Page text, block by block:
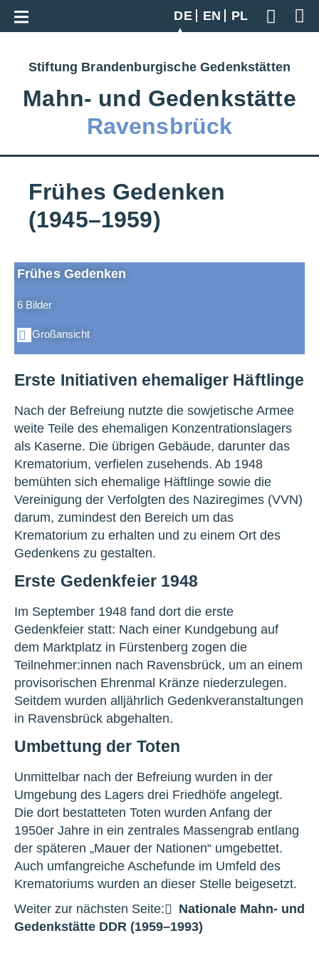
DE EN
PL
Geben
Zur Gesamtübersicht
Stiftung Brandenburgische Gedenkstätten
Mahn‑ und Gedenkstätte
Ravensbrück
Frühes Gedenken
(1945–1959)
Frühes Gedenken
6 Bilder
Großansicht
Erste Initiativen ehemaliger Häftlinge
Nach der Befreiung nutzte die sowjetische Armee
weite Teile des ehemaligen Konzentrationslagers
als Kaserne. Die übrigen Gebäude, darunter das
Krematorium, verfielen zusehends. Ab 1948
bemühten sich ehemalige Häftlinge sowie die
Vereinigung der Verfolgten des Naziregimes (VVN)
darum, zumindest den Bereich um das
Krematorium zu erhalten und zu einem Ort des
Gedenkens zu gestalten.
Erste Gedenkfeier 1948
Im September 1948 fand dort die erste
Gedenkfeier statt: Nach einer Kundgebung auf
dem Marktplatz in Fürstenberg zogen die
Teilnehmer:innen nach Ravensbrück, um an einem
provisorischen Ehrenmal Kränze niederzulegen.
Seitdem wurden alljährlich Gedenkveranstaltungen
in Ravensbrück abgehalten.
Umbettung der Toten
Unmittelbar nach der Befreiung wurden in der
Umgebung des Lagers drei Friedhöfe angelegt.
Die dort bestatteten Toten wurden Anfang der
1950er Jahre in ein zentrales Massengrab entlang
der späteren „Mauer der Nationen“ umgebettet.
Auch umfangreiche Aschefunde im Umfeld des
Krematoriums wurden an dieser Stelle beigesetzt.
Weiter zur nächsten Seite:
Nationale Mahn- und
Gedenkstätte DDR (1959–1993)